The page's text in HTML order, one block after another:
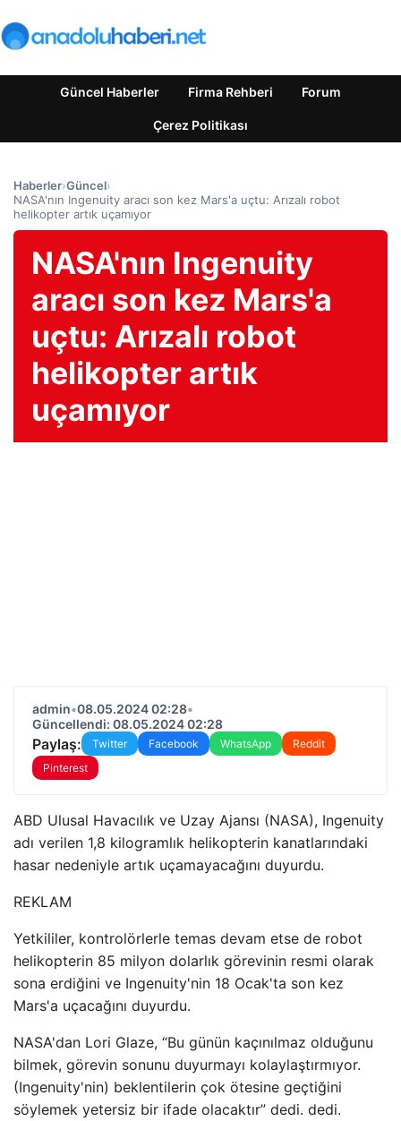
Güncel Haberler Firma Rehberi Forum
Çerez Politikası
Haberler›Güncel›
NASA'nın Ingenuity aracı son kez Mars'a uçtu: Arızalı robot
helikopter artık uçamıyor
NASA'nın Ingenuity
aracı son kez Mars'a
uçtu: Arızalı robot
helikopter artık
uçamıyor
admin•08.05.2024 02:28•
Güncellendi: 08.05.2024 02:28
Paylaş: Twitter Facebook WhatsApp
Reddit
Pinterest
ABD Ulusal Havacılık ve Uzay Ajansı (NASA), Ingenuity
adı verilen 1,8 kilogramlık helikopterin kanatlarındaki
hasar nedeniyle artık uçamayacağını duyurdu.
REKLAM
Yetkililer, kontrolörlerle temas devam etse de robot
helikopterin 85 milyon dolarlık görevinin resmi olarak
sona erdiğini ve Ingenuity'nin 18 Ocak'ta son kez
Mars'a uçacağını duyurdu.
NASA'dan Lori Glaze, “Bu günün kaçınılmaz olduğunu
bilmek, görevin sonunu duyurmayı kolaylaştırmıyor.
(Ingenuity'nin) beklentilerin çok ötesine geçtiğini
söylemek yetersiz bir ifade olacaktır” dedi. dedi.